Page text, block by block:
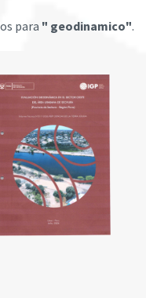
para " geodinamico".